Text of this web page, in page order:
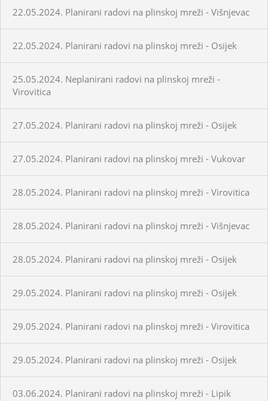
22.05.2024. Planirani radovi na plinskoj mreži - Višnjevac
22.05.2024. Planirani radovi na plinskoj mreži - Osijek
25.05.2024. Neplanirani radovi na plinskoj mreži -
Virovitica
27.05.2024. Planirani radovi na plinskoj mreži - Osijek
27.05.2024. Planirani radovi na plinskoj mreži - Vukovar
28.05.2024. Planirani radovi na plinskoj mreži - Virovitica
28.05.2024. Planirani radovi na plinskoj mreži - Višnjevac
28.05.2024. Planirani radovi na plinskoj mreži - Osijek
29.05.2024. Planirani radovi na plinskoj mreži - Osijek
29.05.2024. Planirani radovi na plinskoj mreži - Virovitica
29.05.2024. Planirani radovi na plinskoj mreži - Osijek
03.06.2024. Planirani radovi na plinskoj mreži - Lipik